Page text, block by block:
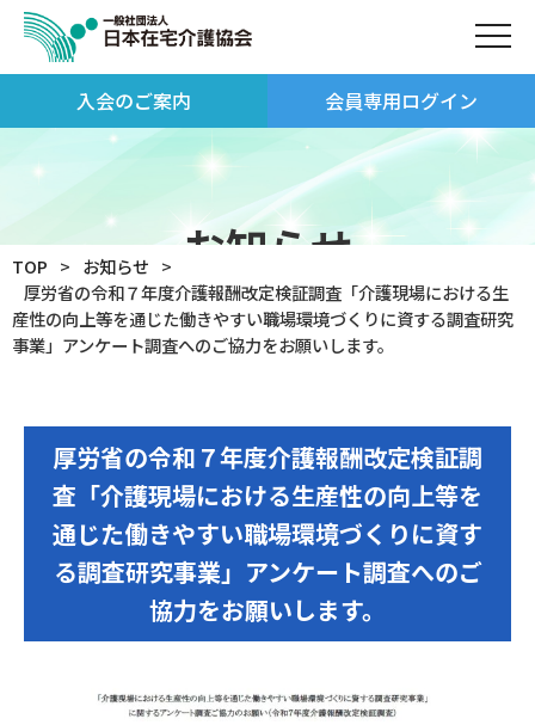
入会のご案内 会員専用ログイン
お知らせ
TOP
お知らせ
厚労省の令和７年度介護報酬改定検証調査「介護現場における生
産性の向上等を通じた働きやすい職場環境づくりに資する調査研究
事業」アンケート調査へのご協力をお願いします。
厚労省の令和７年度介護報酬改定検証調
査「介護現場における生産性の向上等を
通じた働きやすい職場環境づくりに資す
る調査研究事業」アンケート調査へのご
協力をお願いします。